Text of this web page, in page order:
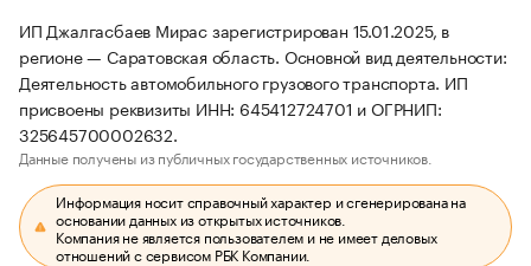
ИП Джалгасбаев Мирас зарегистрирован 15.01.2025, в
регионе — Саратовская область. Основной вид деятельности:
Деятельность автомобильного грузового транспорта. ИП
присвоены реквизиты ИНН: 645412724701 и ОГРНИП:
325645700002632.
Данные получены из публичных государственных источников.
Информация носит справочный характер и сгенерирована на
основании данных из открытых источников.
Компания не является пользователем и не имеет деловых
отношений с сервисом РБК Компании.